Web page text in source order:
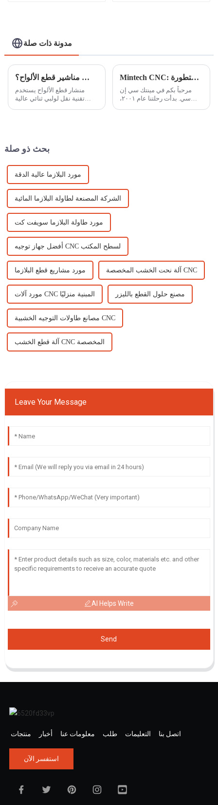
مدونة ذات صلة
ما هي خصائص مناشير قطع الألواح؟
منشار قطع الألواح يستخدم
تقنية نقل لولبي ثنائي عالية
Mintech CNC: قوة تصنيع عالمية بمرافق متطورة
مرحباً بكم في مينتك سي إن
سي. بدأت رحلتنا عام ٢٠٠١،
بحث ذو صلة
مورد البلازما عالية الدقة
الشركة المصنعة لطاولة البلازما المائية
مورد طاولة البلازما سويفت كت
أفضل جهاز توجيه CNC لسطح المكتب
مورد مشاريع قطع البلازما آلة نحت الخشب المخصصة CNC
مورد آلات CNC المبنية منزليًا مصنع حلول القطع بالليزر
مصانع طاولات التوجيه الخشبية CNC
آلة قطع الخشب CNC المخصصة
Leave Your Message
AI Helps Write
Send
منتجات أخبار معلومات عنا طلب التعليمات اتصل بنا
استفسر الآن